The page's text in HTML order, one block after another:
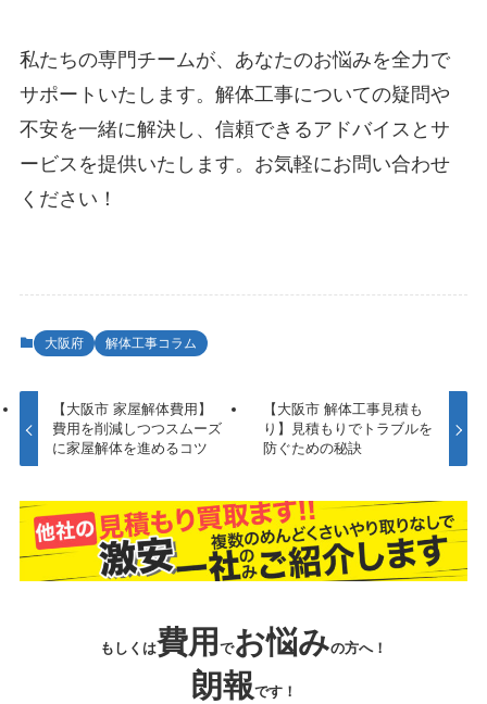
私たちの専門チームが、あなたのお悩みを全力で
サポートいたします。解体工事についての疑問や
不安を一緒に解決し、信頼できるアドバイスとサ
ービスを提供いたします。お気軽にお問い合わせ
ください！
大阪府 解体工事コラム
【大阪市 家屋解体費用】
費用を削減しつつスムーズ
に家屋解体を進めるコツ
【大阪市 解体工事見積も
り】見積もりでトラブルを
防ぐための秘訣
もしくは費用 でお悩みの方へ！
朗報です！